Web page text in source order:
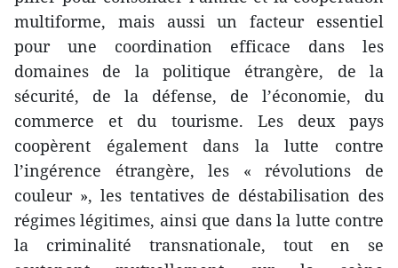
multiforme, mais aussi un facteur essentiel
pour une coordination efficace dans les
domaines de la politique étrangère, de la
sécurité, de la défense, de l’économie, du
commerce et du tourisme. Les deux pays
coopèrent également dans la lutte contre
l’ingérence étrangère, les « révolutions de
couleur », les tentatives de déstabilisation des
régimes légitimes, ainsi que dans la lutte contre
la criminalité transnationale, tout en se